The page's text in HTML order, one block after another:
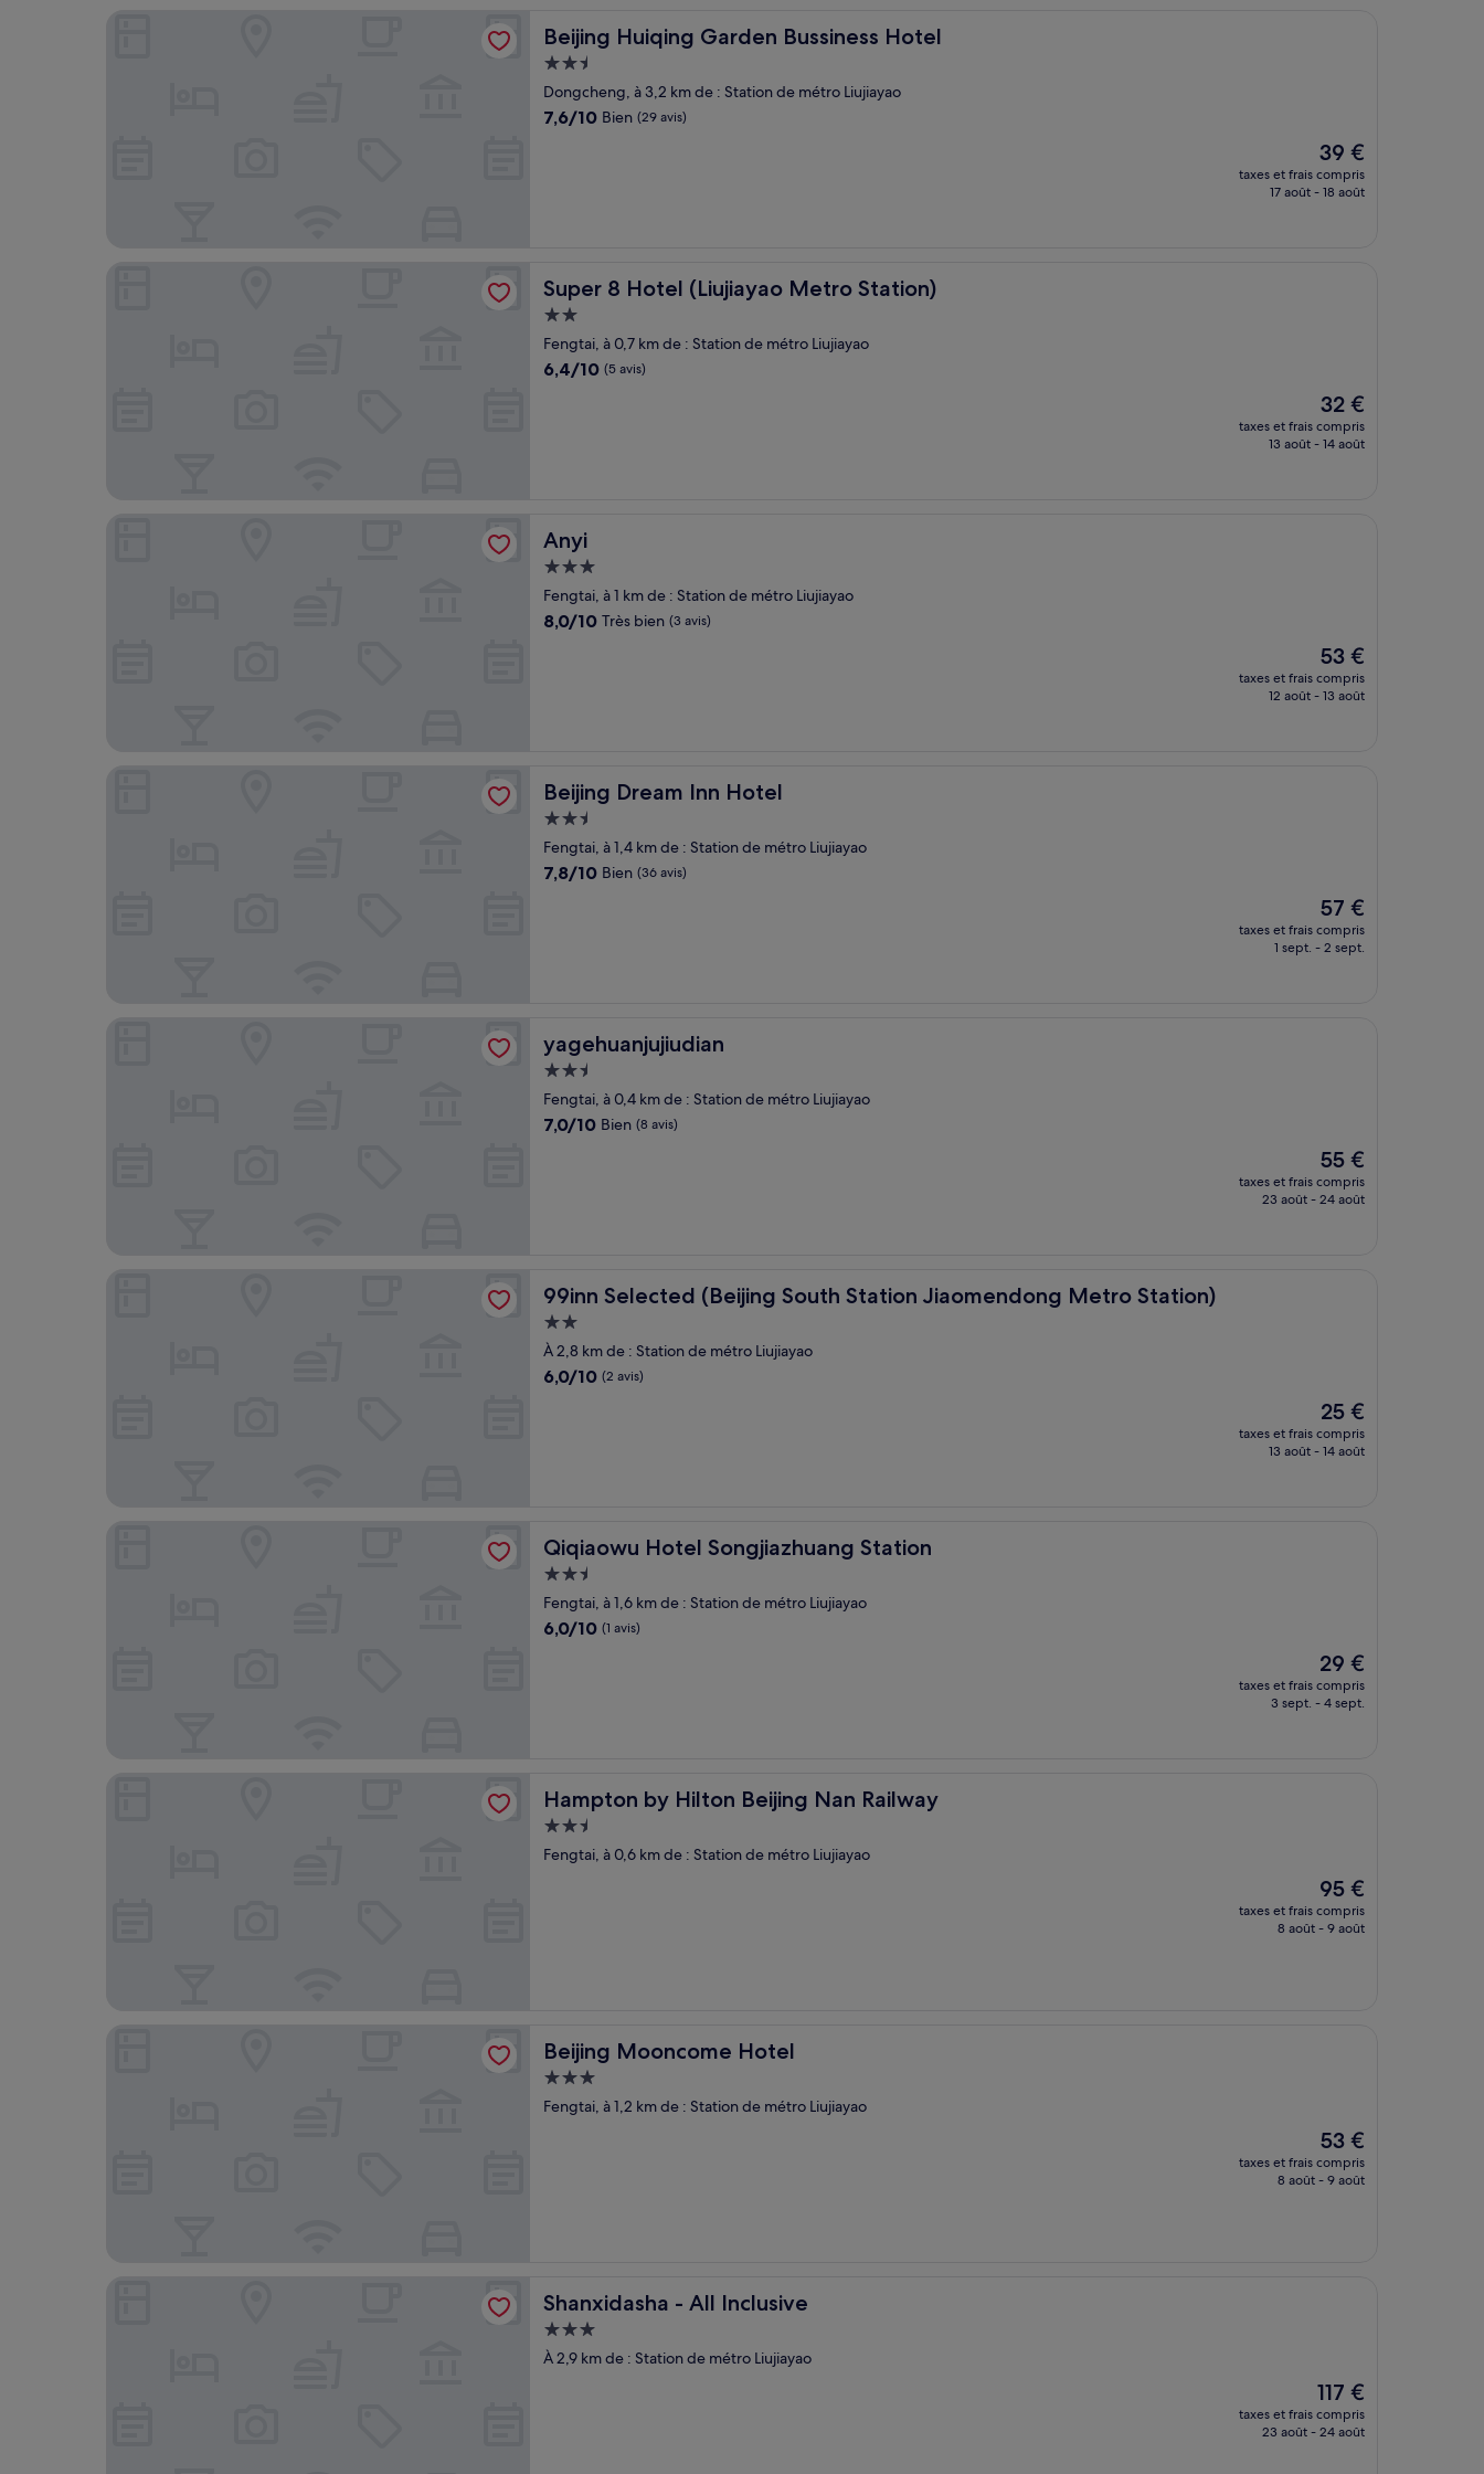
Beijing Huiqing Garden Bussiness Hotel
Beijing Huiqing Garden Bussiness Hotel
Hébergement
2.5 étoiles
Dongcheng, à 3,2 km de : Station de métro Liujiayao
7.6
7,6/10 Bien (29 avis)
Le
nouveau
prix
39 €
taxes et frais compris
17 août - 18 août
Super 8 Hotel (Liujiayao Metro Station)
Super 8 Hotel (Liujiayao Metro Station)
Hébergement
2.0 étoiles
Fengtai, à 0,7 km de : Station de métro Liujiayao
6.4
6,4/10 (5 avis)
Le
nouveau
prix
32 €
taxes et frais compris
13 août - 14 août
Anyi
Anyi
Hébergement
3.0 étoiles
Fengtai, à 1 km de : Station de métro Liujiayao
8.0
8,0/10 Très bien (3 avis)
Le
nouveau
prix
53 €
taxes et frais compris
12 août - 13 août
Beijing Dream Inn Hotel
Beijing Dream Inn Hotel
Hébergement
2.5 étoiles
Fengtai, à 1,4 km de : Station de métro Liujiayao
7.8
7,8/10 Bien (36 avis)
Le
nouveau
prix
57 €
taxes et frais compris
1 sept. - 2 sept.
yagehuanjujiudian
yagehuanjujiudian
Hébergement
2.5 étoiles
Fengtai, à 0,4 km de : Station de métro Liujiayao
7.0
7,0/10 Bien (8 avis)
Le
nouveau
prix
55 €
taxes et frais compris
23 août - 24 août
99inn Selected (Beijing South Station Jiaomendong Metro Station)
99inn Selected (Beijing South Station Jiaomendong Metro Station)
Hébergement
2.0 étoiles
À 2,8 km de : Station de métro Liujiayao
6.0
6,0/10 (2 avis)
Le
nouveau
prix
25 €
taxes et frais compris
13 août - 14 août
99inn Selected (Beijing South Station Jiaomendong Metro Station)
Qiqiaowu Hotel Songjiazhuang Station
Qiqiaowu Hotel Songjiazhuang Station
Hébergement
2.5 étoiles
Fengtai, à 1,6 km de : Station de métro Liujiayao
6.0
6,0/10 (1 avis)
Le
nouveau
prix
29 €
taxes et frais compris
3 sept. - 4 sept.
Hampton by Hilton Beijing Nan Railway
Hampton by Hilton Beijing Nan Railway
Hébergement
2.5 étoiles
Fengtai, à 0,6 km de : Station de métro Liujiayao
Le
nouveau
prix
95 €
taxes et frais compris
8 août - 9 août
Beijing Mooncome Hotel
Beijing Mooncome Hotel
Hébergement
3.0 étoiles
Fengtai, à 1,2 km de : Station de métro Liujiayao
Le
nouveau
prix
53 €
taxes et frais compris
8 août - 9 août
Shanxidasha - All Inclusive
Shanxidasha - All Inclusive
Hébergement
3.0 étoiles
À 2,9 km de : Station de métro Liujiayao
Le
nouveau
prix
117 €
taxes et frais compris
23 août - 24 août